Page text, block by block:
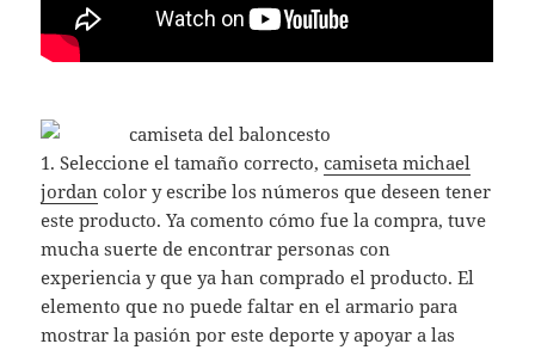
1. Seleccione el tamaño correcto,camiseta michael
jordan color y escribe los números que deseen tener
este producto. Ya comento cómo fue la compra, tuve
mucha suerte de encontrar personas con
experiencia y que ya han comprado el producto. El
elemento que no puede faltar en el armario para
mostrar la pasión por este deporte y apoyar a las